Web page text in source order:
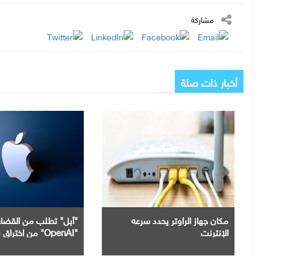
مشاركة
أخبار ذات صلة
مكان جهاز الراوتر يحدد سرعه
الإنترنت
"أبل" تطلب من
"OpenAI" من اختراق بياناتها